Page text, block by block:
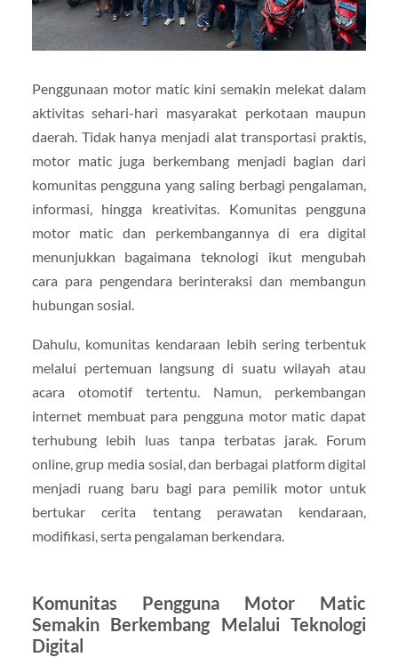
Penggunaan motor matic kini semakin melekat dalam
aktivitas sehari-hari masyarakat perkotaan maupun
daerah. Tidak hanya menjadi alat transportasi praktis,
motor matic juga berkembang menjadi bagian dari
komunitas pengguna yang saling berbagi pengalaman,
informasi, hingga kreativitas. Komunitas pengguna
motor matic dan perkembangannya di era digital
menunjukkan bagaimana teknologi ikut mengubah
cara para pengendara berinteraksi dan membangun
hubungan sosial.
Dahulu, komunitas kendaraan lebih sering terbentuk
melalui pertemuan langsung di suatu wilayah atau
acara otomotif tertentu. Namun, perkembangan
internet membuat para pengguna motor matic dapat
terhubung lebih luas tanpa terbatas jarak. Forum
online, grup media sosial, dan berbagai platform digital
menjadi ruang baru bagi para pemilik motor untuk
bertukar cerita tentang perawatan kendaraan,
modifikasi, serta pengalaman berkendara.
Komunitas Pengguna Motor Matic
Semakin Berkembang Melalui Teknologi
Digital